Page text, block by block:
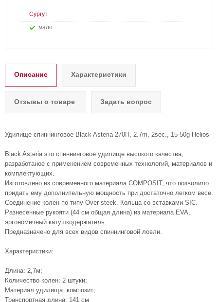
Сургут
Мало
Описание Характеристики
Отзывы о товаре Задать вопрос
Удилище спиннинговое Black Asteria 270H, 2.7m, 2sec., 15-50g Helios
Black Asteria это спиннинговое удилище высокого качества,
разработаное с применением современных технологий, материалов и
комплектующих.
Изготовлено из современного материала COMPOSIT, что позволило
придать ему дополнительную мощность при достаточно легком весе.
Соединение колен по типу Over steek. Кольца со вставками SIC.
Разнесенные рукояти (44 см общая длина) из материала EVA,
эргономичный катушкодержатель.
Предназначено для всех видов спиннинговой ловли.
Характеристики:
Длина: 2,7м;
Количество колен: 2 штуки;
Материал удилища: композит;
Транспортная длина: 141 см